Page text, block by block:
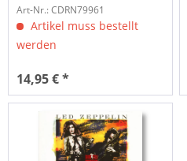
Art-Nr.: CDRN79961
Artikel muss bestellt
werden
14,95 € *